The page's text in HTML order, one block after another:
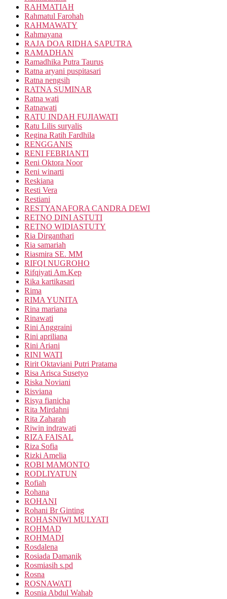
RAHMATIAH
Rahmatul Farohah
RAHMAWATY
Rahmayana
RAJA DOA RIDHA SAPUTRA
RAMADHAN
Ramadhika Putra Taurus
Ratna aryani puspitasari
Ratna nengsih
RATNA SUMINAR
Ratna wati
Ratnawati
RATU INDAH FUJIAWATI
Ratu Lilis suryalis
Regina Ratih Fardhila
RENGGANIS
RENI FEBRIANTI
Reni Oktora Noor
Reni winarti
Reskiana
Resti Vera
Restiani
RESTYANAFORA CANDRA DEWI
RETNO DINI ASTUTI
RETNO WIDIASTUTY
Ria Dirganthari
Ria samariah
Riasmira SE. MM
RIFQI NUGROHO
Rifqiyati Am.Kep
Rika kartikasari
Rima
RIMA YUNITA
Rina mariana
Rinawati
Rini Anggraini
Rini apriliana
Rini Ariani
RINI WATI
Ririt Oktaviani Putri Pratama
Risa Arisca Susetyo
Riska Noviani
Risviana
Risya fianicha
Rita Mirdahni
Rita Zaharah
Riwin indrawati
RIZA FAISAL
Riza Sofia
Rizki Amelia
ROBI MAMONTO
RODLIYATUN
Rofiah
Rohana
ROHANI
Rohani Br Ginting
ROHASNIWI MULYATI
ROHMAD
ROHMADI
Rosdalena
Rosiada Damanik
Rosmiasih s.pd
Rosna
ROSNAWATI
Rosnia Abdul Wahab